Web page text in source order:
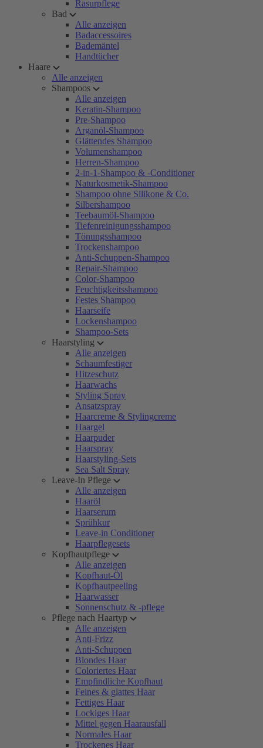
Rasurpflege
Bad
Alle anzeigen
Badaccessoires
Bademäntel
Handtücher
Haare
Alle anzeigen
Shampoos
Alle anzeigen
Keratin-Shampoo
Pre-Shampoo
Arganöl-Shampoo
Glättendes Shampoo
Volumenshampoo
Herren-Shampoo
2-in-1-Shampoo & -Conditioner
Naturkosmetik-Shampoo
Shampoo ohne Silikone & Co.
Silbershampoo
Teebaumöl-Shampoo
Tiefenreinigungsshampoo
Tönungsshampoo
Trockenshampoo
Anti-Schuppen-Shampoo
Repair-Shampoo
Color-Shampoo
Feuchtigkeitsshampoo
Festes Shampoo
Haarseife
Lockenshampoo
Shampoo-Sets
Haarstyling
Alle anzeigen
Schaumfestiger
Hitzeschutz
Haarwachs
Styling Spray
Ansatzspray
Haarcreme & Stylingcreme
Haargel
Haarpuder
Haarspray
Haarstyling-Sets
Sea Salt Spray
Leave-In Pflege
Alle anzeigen
Haaröl
Haarserum
Sprühkur
Leave-in Conditioner
Haarpflegesets
Kopfhautpflege
Alle anzeigen
Kopfhaut-Öl
Kopfhautpeeling
Haarwasser
Sonnenschutz & -pflege
Pflege nach Haartyp
Alle anzeigen
Anti-Frizz
Anti-Schuppen
Blondes Haar
Coloriertes Haar
Empfindliche Kopfhaut
Feines & glattes Haar
Fettiges Haar
Lockiges Haar
Mittel gegen Haarausfall
Normales Haar
Trockenes Haar